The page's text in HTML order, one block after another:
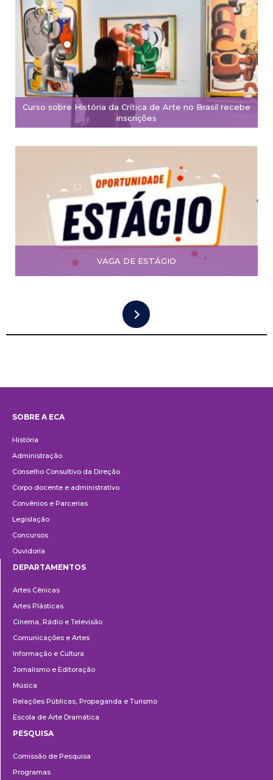
Curso sobre História da Crítica de Arte no Brasil recebe
inscrições
VAGA DE ESTÁGIO
SOBRE A ECA
História
Administração
Conselho Consultivo da Direção
Corpo docente e administrativo
Convênios e Parcerias
Legislação
Concursos
Ouvidoria
DEPARTAMENTOS
Artes Cênicas
Artes Plásticas
Cinema, Rádio e Televisão
Comunicações e Artes
Informação e Cultura
Jornalismo e Editoração
Música
Relações Públicas, Propaganda e Turismo
Escola de Arte Dramática
PESQUISA
Comissão de Pesquisa
Programas